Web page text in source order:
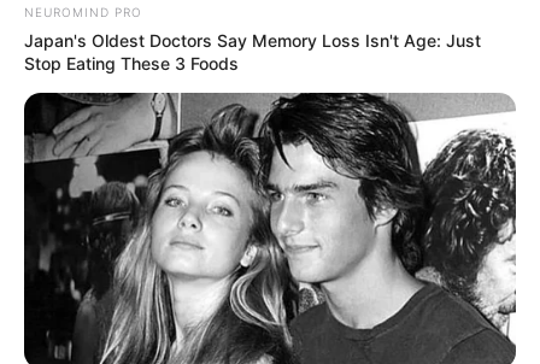
Οι καλοκαιρινές διακοπές στο Ιόνιο πήραν
τραγική τροπή για μια παρέα τουριστών. Μια
52χρονη γυναίκα, ιταλικής καταγωγής, έχασε
τη ζωή της ανοιχτά τηςΛευκάδας, κατά τη
NEUROMIND PRO
Japan's Oldest Doctors Say Memory Loss Isn't Age: Just
Stop Eating These 3 Foods